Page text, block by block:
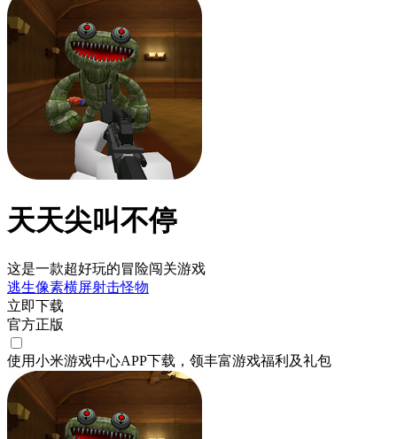
天天尖叫不停
这是一款超好玩的冒险闯关游戏
逃生像素横屏射击怪物
立即下载
官方正版
使用小米游戏中心APP下载 ，领丰富游戏福利 及礼包